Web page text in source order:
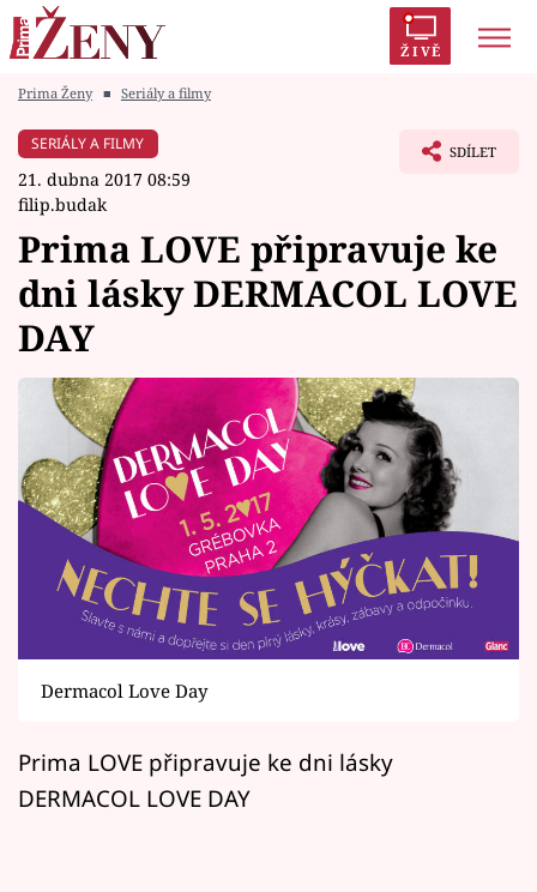
ŽIVĚ
Módní alarm
Témata
Vztahy
Seriály
Horoskopy
Sledujte prima+
Filmový festival Karlovy Vary
Mámy sobě
Prima Ženy ■ Seriály a filmy
SERIÁLY A FILMY
21. dubna 2017 08:59
filip.budak
SDÍLET
Prima LOVE připravuje ke
dni lásky DERMACOL LOVE
DAY
Dermacol Love Day
Prima LOVE připravuje ke dni lásky
DERMACOL LOVE DAY